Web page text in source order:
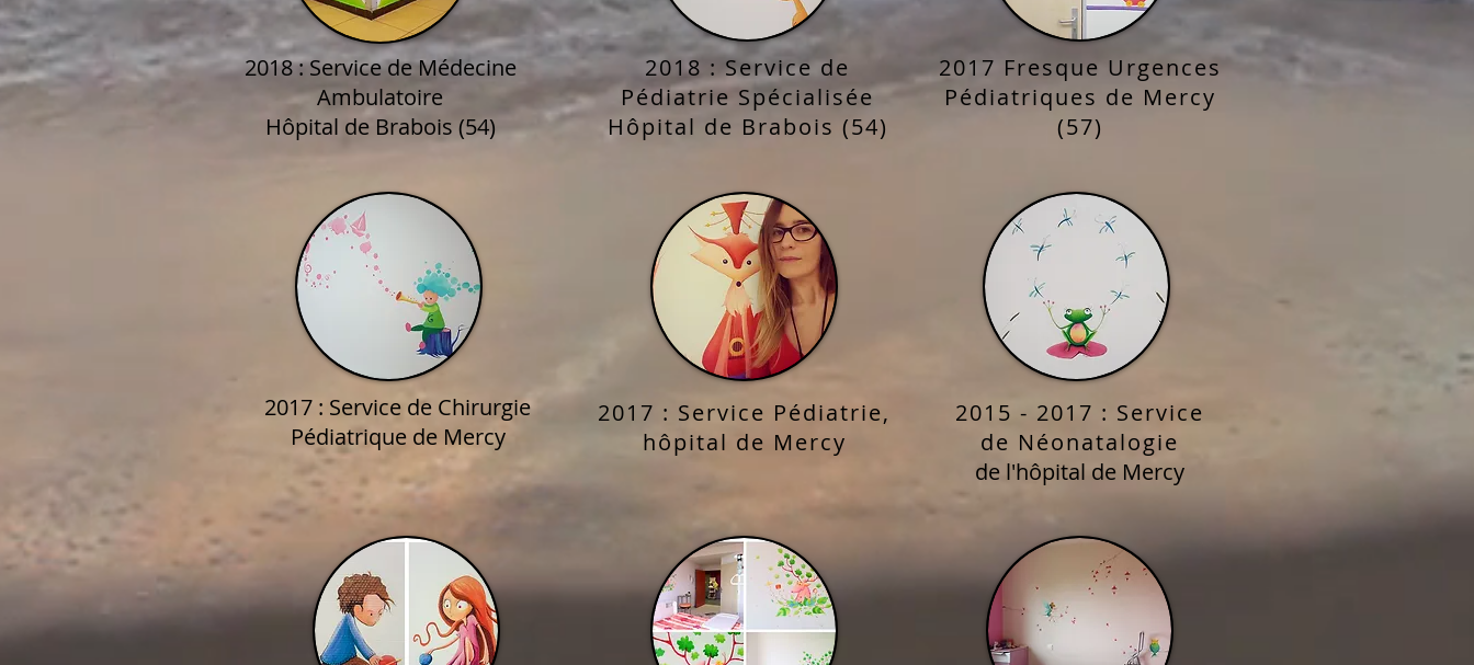
2018 : Service de Médecine
Ambulatoire
Hôpital de Brabois (54)
2018 : Service de
Pédiatrie Spécialisée
Hôpital de Brabois (54)
2017 Fresque Urgences
Pédiatriques de Mercy
(57)
2017 : Service de Chirurgie
Pédiatrique de Mercy
2017 : Service Pédiatrie,
hôpital de Mercy
2015 - 2017 : Service
de Néonatalogie
de l'hôpital de Mercy